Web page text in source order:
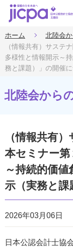
ホーム
北陸会
（情報共有）サステ
多様性と情報開示～
務と課題）」の開催
北陸会から
（情報共有
本セミナー第
～持続的価
示（実務と
2026年03月06日
日本公認会計士協